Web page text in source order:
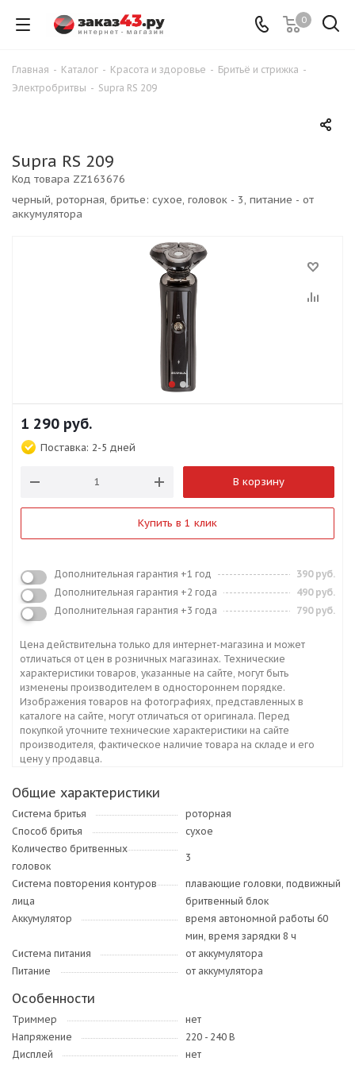
0
Главная - Каталог - Красота и здоровье - Бритьё и стрижка -
Электробритвы - Supra RS 209
Supra RS 209
черный, роторная, бритье: сухое, головок - 3, питание - от
аккумулятора
Код товара ZZ163676
1 290 руб.
Поставка: 2-5 дней
В корзину
Купить в 1 клик
Дополнительная гарантия +1 год
390 руб.
Дополнительная гарантия +2 года
490 руб.
Дополнительная гарантия +3 года
790 руб.
Цена действительна только для интернет-магазина и может
отличаться от цен в розничных магазинах. Технические
характеристики товаров, указанные на сайте, могут быть
изменены производителем в одностороннем порядке.
Изображения товаров на фотографиях, представленных в
каталоге на сайте, могут отличаться от оригинала. Перед
покупкой уточните технические характеристики на сайте
производителя, фактическое наличие товара на складе и его
цену у продавца.
Общие характеристики
Система бритья
роторная
Способ бритья
сухое
Количество бритвенных
головок
3
Система повторения контуров
лица
плавающие головки, подвижный
бритвенный блок
Аккумулятор
время автономной работы 60
мин, время зарядки 8 ч
Система питания
от аккумулятора
Питание
от аккумулятора
Особенности
Триммер
нет
Напряжение
220 - 240 В
Дисплей
нет